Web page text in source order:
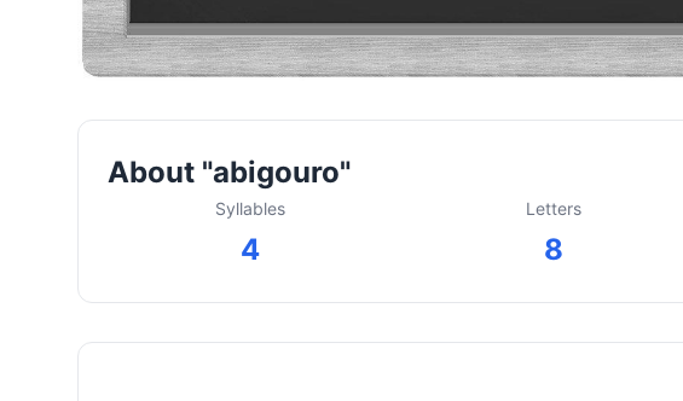
About "abigouro"
Syllables
4
Letters
8